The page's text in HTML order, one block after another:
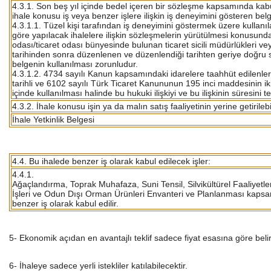
4.3.1. Son beş yıl içinde bedel içeren bir sözleşme kapsamında
ihale konusu iş veya benzer işlere ilişkin iş deneyimini gösteren
4.3.1.1. Tüzel kişi tarafından iş deneyimini göstermek üzere
göre yapılacak ihalelere ilişkin sözleşmelerin yürütülmesi
odası/ticaret odası bünyesinde bulunan ticaret sicili müdürlükleri
tarihinden sonra düzenlenen ve düzenlendiği tarihten geriye doğru
belgenin kullanılması zorunludur.
4.3.1.2. 4734 sayılı Kanun kapsamındaki idarelere taahhüt
tarihli ve 6102 sayılı Türk Ticaret Kanununun 195 inci maddesinin
içinde kullanılması halinde bu hukuki ilişkiyi ve bu ilişkinin süresini
4.3.2. İhale konusu işin ya da malın satış faaliyetinin yerine
İhale Yetkinlik Belgesi
4.4. Bu ihalede benzer iş olarak kabul edilecek işler:
4.4.1.
Ağaçlandırma, Toprak Muhafaza, Suni Tensil, Silvikültürel
İşleri ve Odun Dışı Orman Ürünleri Envanteri ve Planlanması
benzer iş olarak kabul edilir.
5- Ekonomik açıdan en avantajlı teklif sadece fiyat esasına göre
6- İhaleye sadece yerli istekliler katılabilecektir.